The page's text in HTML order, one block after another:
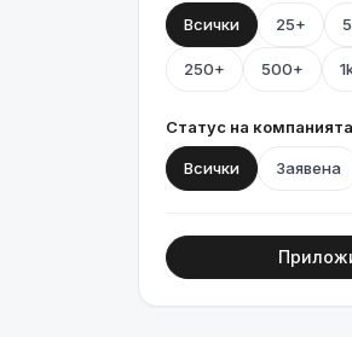
Всички 25+
250+ 500+
Статус на компанията
Всички Заявена